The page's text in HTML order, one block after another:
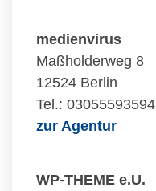
medienvirus
Maßholderweg 8
12524 Berlin
Tel.: 03055593594
zur Agentur
WP-THEME e.U.